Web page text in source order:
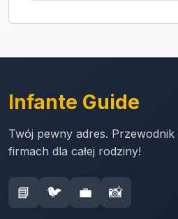
Infante Guide
Twój pewny adres.
firmach dla całej rodziny!
📘 🐦 💼 📸